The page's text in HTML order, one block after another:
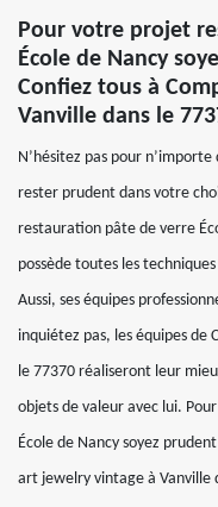
Pour votre projet
École de Nancy
Confiez tous à
Vanville dans le
N’hésitez pas pour
rester prudent dans votre
restauration pâte de verre
possède toutes les
Aussi, ses équipes
inquiétez pas, les équipes de
le 77370 réaliseront leur
objets de valeur avec lui.
École de Nancy soyez
art jewelry vintage à Vanville